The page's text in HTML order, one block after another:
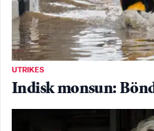
UTRIKES
Indisk monsun: